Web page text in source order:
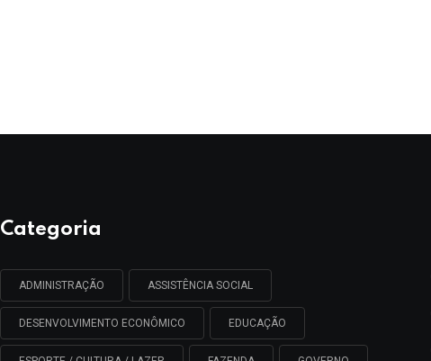
Categoria
ADMINISTRAÇÃO ASSISTÊNCIA SOCIAL
DESENVOLVIMENTO ECONÔMICO EDUCAÇÃO